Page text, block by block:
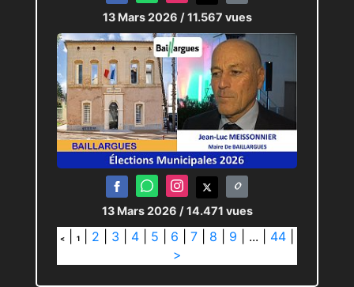
13 Mars 2026 / 11.567 vues
13 Mars 2026 / 14.471 vues
< 1 2 3 4 5 6 7 8 9 ... 44
>